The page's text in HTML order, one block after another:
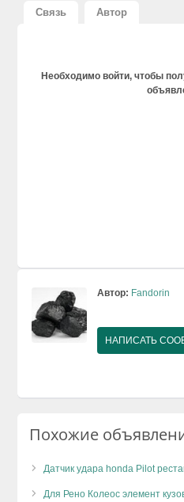
Связь Автор
Необходимо войти, чтобы
Автор: Fandorin
НАПИСАТЬ
Похожие
Датчик удара honda Pilot
Для Рено Колеос элемент